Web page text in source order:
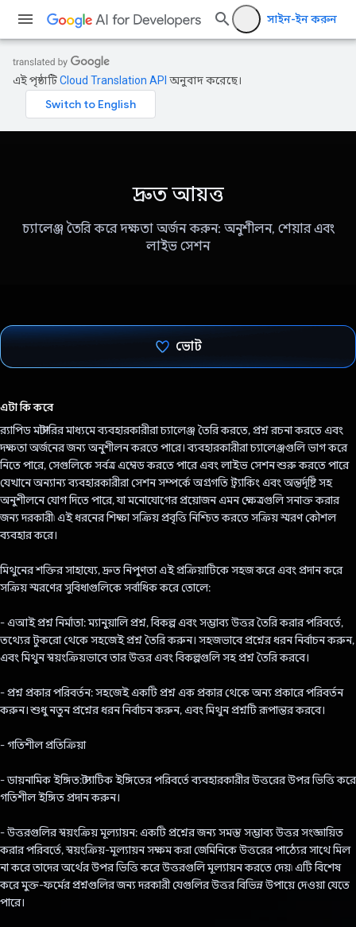
সাইন-ইন করুন
এই পৃষ্ঠাটিCloud Translation API অনুবাদ করেছে।
দ্রুত আয়ত্ত
চ্যালেঞ্জ তৈরি করে দক্ষতা অর্জন করুন: অনুশীলন, শেয়ার এবং
লাইভ সেশন
ভোট
এটা কি করে
র‍্যাপিড মাস্টারির মাধ্যমে ব্যবহারকারীরা চ্যালেঞ্জ তৈরি করতে, প্রশ্ন রচনা করতে এবং
দক্ষতা অর্জনের জন্য অনুশীলন করতে পারে। ব্যবহারকারীরা চ্যালেঞ্জগুলি ভাগ করে
নিতে পারে, সেগুলিকে সর্বত্র এম্বেড করতে পারে এবং লাইভ সেশন শুরু করতে পারে
যেখানে অন্যান্য ব্যবহারকারীরা সেশন সম্পর্কে অগ্রগতি ট্র্যাকিং এবং অন্তর্দৃষ্টি সহ
অনুশীলনে যোগ দিতে পারে, যা মনোযোগের প্রয়োজন এমন ক্ষেত্রগুলি সনাক্ত করার
জন্য দরকারী৷ এই ধরনের শিক্ষা সক্রিয় প্রবৃত্তি নিশ্চিত করতে সক্রিয় স্মরণ কৌশল
ব্যবহার করে।
মিথুনের শক্তির সাহায্যে, দ্রুত নিপুণতা এই প্রক্রিয়াটিকে সহজ করে এবং প্রদান করে
সক্রিয় স্মরণের সুবিধাগুলিকে সর্বাধিক করে তোলে:
- এআই প্রশ্ন নির্মাতা: ম্যানুয়ালি প্রশ্ন, বিকল্প এবং সম্ভাব্য উত্তর তৈরি করার পরিবর্তে,
তথ্যের টুকরো থেকে সহজেই প্রশ্ন তৈরি করুন। সহজভাবে প্রশ্নের ধরন নির্বাচন করুন,
এবং মিথুন স্বয়ংক্রিয়ভাবে তার উত্তর এবং বিকল্পগুলি সহ প্রশ্ন তৈরি করবে।
- প্রশ্ন প্রকার পরিবর্তন: সহজেই একটি প্রশ্ন এক প্রকার থেকে অন্য প্রকারে পরিবর্তন
করুন। শুধু নতুন প্রশ্নের ধরন নির্বাচন করুন, এবং মিথুন প্রশ্নটি রূপান্তর করবে।
- গতিশীল প্রতিক্রিয়া
- ডায়নামিক ইঙ্গিত: স্ট্যাটিক ইঙ্গিতের পরিবর্তে ব্যবহারকারীর উত্তরের উপর ভিত্তি করে
গতিশীল ইঙ্গিত প্রদান করুন।
- উত্তরগুলির স্বয়ংক্রিয় মূল্যায়ন: একটি প্রশ্নের জন্য সমস্ত সম্ভাব্য উত্তর সংজ্ঞায়িত
করার পরিবর্তে, স্বয়ংক্রিয়-মূল্যায়ন সক্ষম করা জেমিনিকে উত্তরের পাঠ্যের সাথে মিল
না করে তাদের অর্থের উপর ভিত্তি করে উত্তরগুলি মূল্যায়ন করতে দেয়৷ এটি বিশেষ
করে মুক্ত-ফর্মের প্রশ্নগুলির জন্য দরকারী যেগুলির উত্তর বিভিন্ন উপায়ে দেওয়া যেতে
পারে।